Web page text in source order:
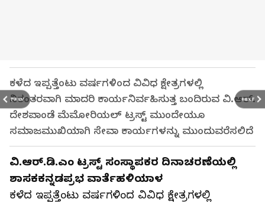
PREV NEXT
ಕಳೆದ ಇಪ್ಪತ್ತೆಂಟು ವರ್ಷಗಳಿಂದ ವಿವಿಧ ಕ್ಷೇತ್ರಗಳಲ್ಲಿ
ನಿರಂತರವಾಗಿ ಮಾದರಿ ಕಾರ್ಯನಿರ್ವಹಿಸುತ್ತ ಬಂದಿರುವ ವಿ.ಆರ್.
ದೇಶಪಾಂಡೆ ಮೆಮೋರಿಯಲ್ ಟ್ರಸ್ಟ್ ಮುಂದೇಯೂ
ಸಮಾಜಮುಖಿಯಾಗಿ ಸೇವಾ ಕಾರ್ಯಗಳನ್ನು ಮುಂದುವರೆಸಲಿದೆ
ವಿ.ಆರ್.ಡಿ.ಎಂ ಟ್ರಸ್ಟ್ ಸಂಸ್ಥಾಪಕರ ದಿನಾಚರಣೆಯಲ್ಲಿ
ಶಾಸಕಕನ್ನಡಪ್ರಭ ವಾರ್ತೆಹಳಿಯಾಳ
ಕಳೆದ ಇಪ್ಪತ್ತೆಂಟು ವರ್ಷಗಳಿಂದ ವಿವಿಧ ಕ್ಷೇತ್ರಗಳಲ್ಲಿ